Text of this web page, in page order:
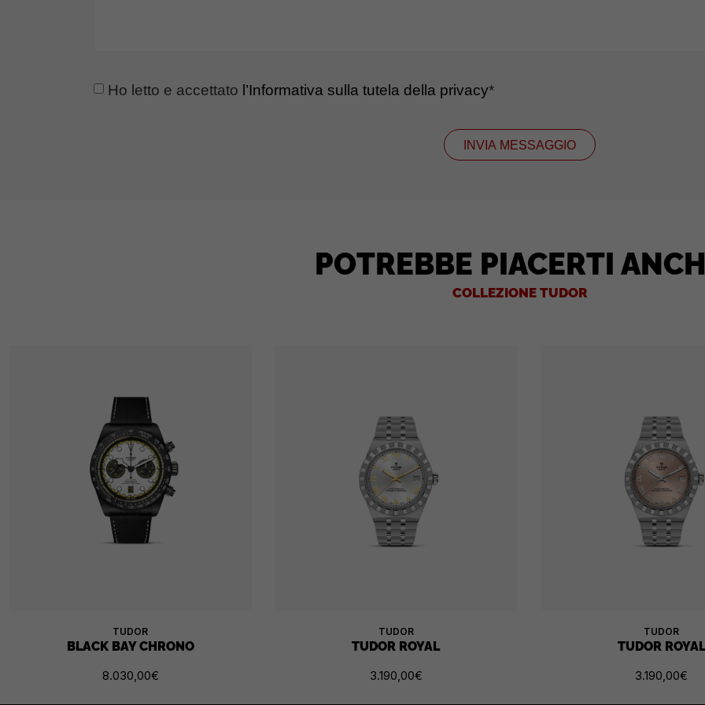
Ho letto e accettato l’Informativa sulla tutela della privacy*
INVIA MESSAGGIO
POTREBBE PIACERTI
COLLEZIONE TUDOR
TUDOR
BLACK BAY CHRONO
8.030,00€
TUDOR
TUDOR ROYAL
3.190,00€
TUDOR
TUDOR ROYAL
3.190,00€